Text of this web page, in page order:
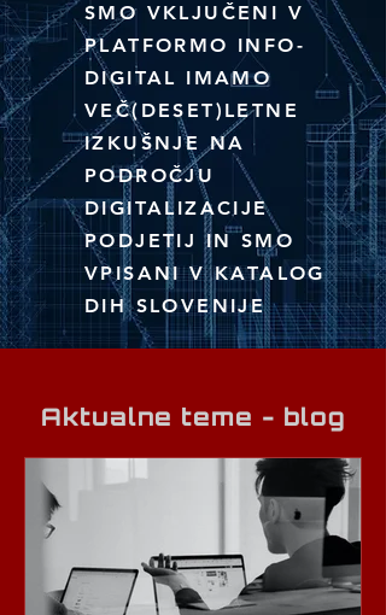
SMO VKLJUČENI V
PLATFORMO INFO-
DIGITAL IMAMO
VEČ(DESET)LETNE
IZKUŠNJE NA
PODROČJU
DIGITALIZACIJE
PODJETIJ IN SMO
VPISANI V KATALOG
DIH SLOVENIJE
Aktualne teme - blog